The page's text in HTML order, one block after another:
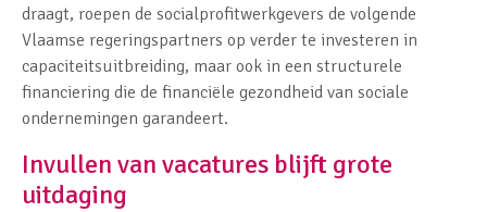
draagt, roepen de socialprofitwerkgevers de volgende
Vlaamse regeringspartners op verder te investeren in
capaciteitsuitbreiding, maar ook in een structurele
financiering die de financiële gezondheid van sociale
ondernemingen garandeert.
Invullen van vacatures blijft grote
uitdaging